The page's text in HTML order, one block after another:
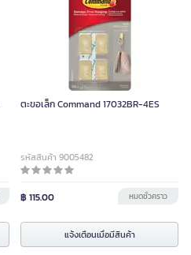
ตะขอเล็ก Command 17032BR-4ES
รหัสสินค้า 9005482
฿ 115.00 หมดชั่วคราว
แจ้งเตือนเมื่อมีสินค้า